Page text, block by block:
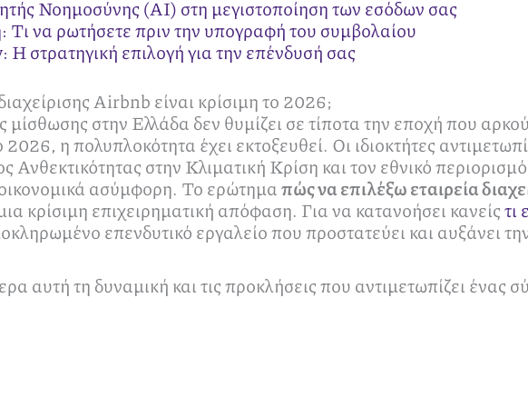
Νοημοσύνης (AI) στη μεγιστοποίηση των εσόδων σας
Τι να ρωτήσετε πριν την υπογραφή του συμβολαίου
στρατηγική επιλογή για την επένδυσή σας
Airbnb είναι κρίσιμη το 2026;
στην Ελλάδα δεν θυμίζει σε τίποτα την εποχή που
η πολυπλοκότητα έχει εκτοξευθεί. Οι ιδιοκτήτες
Ανθεκτικότητας στην Κλιματική Κρίση και τον εθνικό
ασύμφορη. Το ερώτημαπώς να επιλέξω εταιρεία
κρίσιμη επιχειρηματική απόφαση. Για να κατανοήσει κανείςτι
επενδυτικό εργαλείο που προστατεύει και αυξάνει
αυτή τη δυναμική και τις προκλήσεις που αντιμετωπίζει ένας